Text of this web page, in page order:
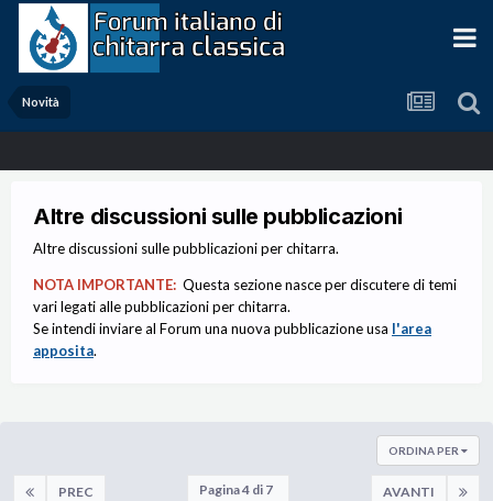
Novità
Altre discussioni sulle pubblicazioni
Altre discussioni sulle pubblicazioni per chitarra.
NOTA IMPORTANTE: Questa sezione nasce per discutere di temi
vari legati alle pubblicazioni per chitarra.
Se intendi inviare al Forum una nuova pubblicazione usa l'area
apposita.
ORDINA PER
PREC AVANTI
Pagina 4 di 7